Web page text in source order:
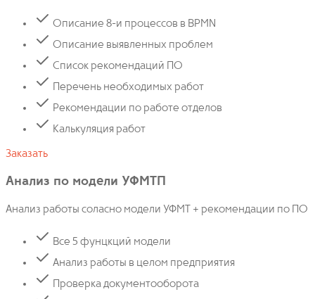
Описание 8-и процессов в BPMN
Описание выявленных проблем
Список рекомендаций ПО
Перечень необходимых работ
Рекомендации по работе отделов
Калькуляция работ
Заказать
Анализ по модели УФМТП
Анализ работы соласно модели УФМТ + рекомендации по ПО
Все 5 фунцкций модели
Анализ работы в целом предприятия
Проверка документооборота